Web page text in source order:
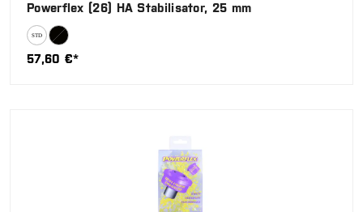
Powerflex (26) HA Stabilisator, 25 mm
57,60 €*